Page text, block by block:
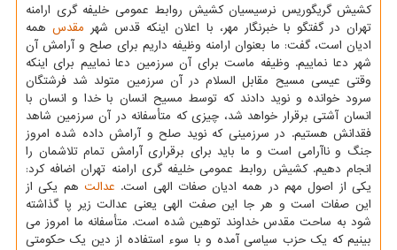
کشیش گریگوریس نرسیسیان کشیش روابط عمومی خلیفه گری ارامنه
تهران در گفتگو با خبرنگار مهر، با اعلان اینکه قدس شهر مقدسهمه
ادیان است، گفت: ما بعنوان ارامنه وظیفه داریم برای صلح و آرامش آن
شهر دعا نماییم. وظیفه ماست برای آن سرزمین دعا نماییم برای اینکه
وقتی عیسی مسیح مقابل السلام در آن سرزمین متولد شد فرشتگان
سرود خوانده و نوید دادند که توسط مسیح انسان با خدا و انسان با
انسان آشتی برقرار خواهد شد، چیزی که متأسفانه در آن سرزمین شاهد
فقدانش هستیم. در سرزمینی که نوید صلح و آرامش داده شده امروز
جنگ و ناآرامی است و ما باید برای برقراری آرامش تمام تلاشمان را
انجام دهیم. کشیش روابط عمومی خلیفه گری ارامنه تهران اضافه کرد:
یکی از اصول مهم در همه ادیان صفات الهی است. عدالت هم یکی از
این صفات است و هر جا این صفت الهی یعنی عدالت زیر پا گذاشته
شود به ساحت مقدس خداوند توهین شده است. متأسفانه ما امروز می
بینیم که یک حزب سیاسی آمده و با سوء استفاده از دین یک حکومتی